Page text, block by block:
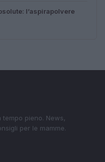
l’aspirapolvere
pieno. News,
per le mamme.